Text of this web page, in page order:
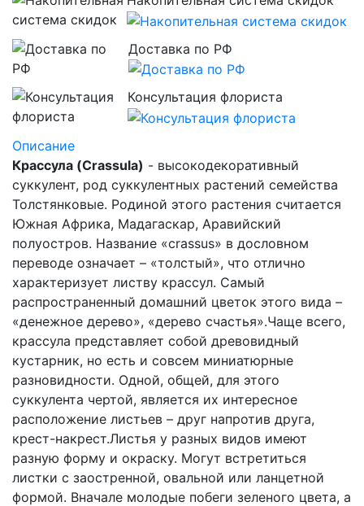
Доставка по РФ
Консультация флориста
Описание
Крассула (Crassula) - высокодекоративный
суккулент, род суккулентных растений семейства
Толстянковые. Родиной этого растения считается
Южная Африка, Мадагаскар, Аравийский
полуостров. Название «crassus» в дословном
переводе означает – «толстый», что отлично
характеризует листву крассул. Самый
распространенный домашний цветок этого вида –
«денежное дерево», «дерево счастья».Чаще всего,
крассула представляет собой древовидный
кустарник, но есть и совсем миниатюрные
разновидности. Одной, общей, для этого
суккулента чертой, является их интересное
расположение листьев – друг напротив друга,
крест-накрест.Листья у разных видов имеют
разную форму и окраску. Могут встретиться
листки с заостренной, овальной или ланцетной
формой. Вначале молодые побеги зеленого цвета, а